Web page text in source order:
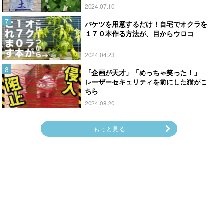
2024.07.10
バケツを用意するだけ！自宅でオクラを
１７０本作る方法が、目からウロコ
2024.04.23
「企画が天才」「めっちゃ笑った！」
レーザーセキュリティを前にした猫がこ
ちら
2024.08.20
もっと見る